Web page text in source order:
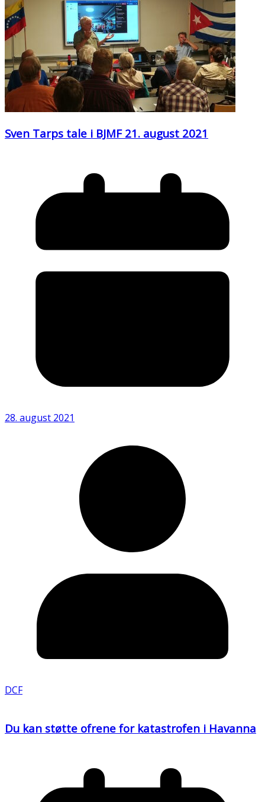
Sven Tarps tale i BJMF 21. august 2021
28. august 2021
DCF
Du kan støtte ofrene for katastrofen i Havanna